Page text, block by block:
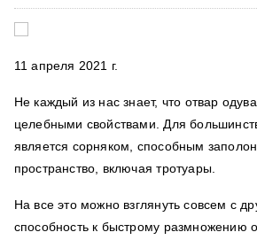
11 апреля 2021 г.
Не каждый из нас знает, что отвар
целебными свойствами. Для
является сорняком, способным
пространство, включая тротуары.
На все это можно взглянуть совсем с
способность к быстрому размножению